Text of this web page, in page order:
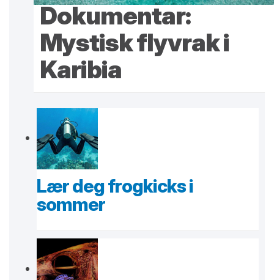
Dokumentar:
Mystisk flyvrak i
Karibia
Lær deg frogkicks i
sommer